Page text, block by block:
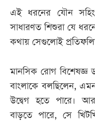
এই ধরনের যৌন
সাধারণত শিশুরা যে
কথায় সেগুলোই
মানসিক রোগ বিশেষজ্ঞ
বাংলাকে বলছিলেন,
উদ্বেগ হতে পারে।
বাড়তে পারে, সে